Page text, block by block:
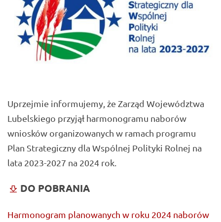
Uprzejmie informujemy, że Zarząd Województwa
Lubelskiego przyjął harmonogramu naborów
wniosków organizowanych w ramach programu
Plan Strategiczny dla Wspólnej Polityki Rolnej na
lata 2023-2027 na 2024 rok.
DO POBRANIA
Harmonogram planowanych w roku 2024 naborów